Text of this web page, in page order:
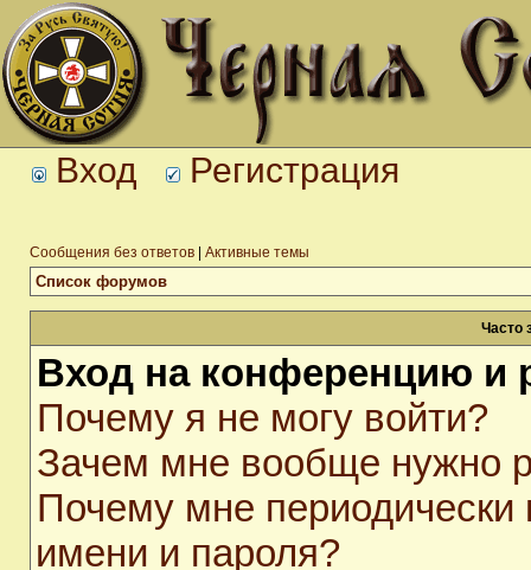
Вход Регистрация
Сообщения без ответов Активные темы
Список форумов
Часто
Вход на конференцию и
Почему я не могу войти?
Зачем мне вообще нужно
Почему мне периодически
имени и пароля?